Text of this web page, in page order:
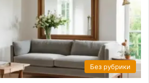
Без рубрики